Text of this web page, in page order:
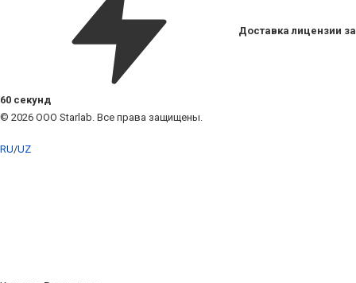
Доставка лицензии за
60 секунд
© 2026 ООО Starlab. Все права защищены.
RU/UZ